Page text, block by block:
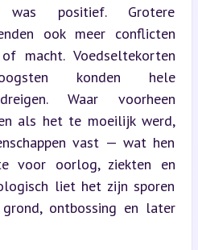
positief. Grotere
ook meer conflicten
macht. Voedseltekorten
konden hele
Waar voorheen
als het te moeilijk werd,
vast — wat hen
voor oorlog, ziekten en
liet het zijn sporen
ontbossing en later